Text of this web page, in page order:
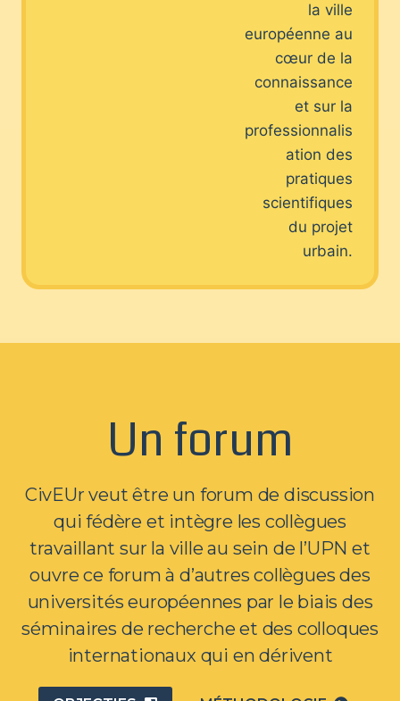
la ville
européenne au
cœur de la
connaissance
et sur la
professionnalis
ation des
pratiques
scientifiques
du projet
urbain.
Un forum
CivEUr veut être un forum de discussion
qui fédère et intègre les collègues
travaillant sur la ville au sein de l’UPN et
ouvre ce forum à d’autres collègues des
universités européennes par le biais des
séminaires de recherche et des colloques
internationaux qui en dérivent